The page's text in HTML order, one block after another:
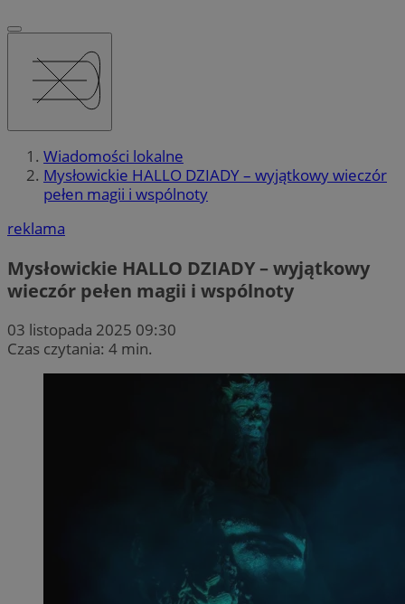
Wiadomości lokalne
Mysłowickie HALLO DZIADY – wyjątkowy wieczór
pełen magii i wspólnoty
reklama
Mysłowickie HALLO DZIADY – wyjątkowy
wieczór pełen magii i wspólnoty
03 listopada 2025 09:30
Czas czytania: 4 min.